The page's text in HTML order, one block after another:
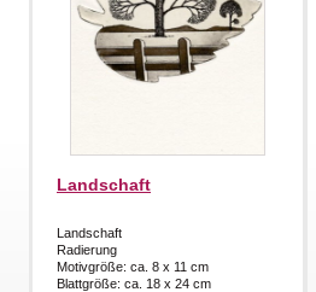
Landschaft
Landschaft
Radierung
Motivgröße: ca. 8 x 11 cm
Blattgröße: ca. 18 x 24 cm